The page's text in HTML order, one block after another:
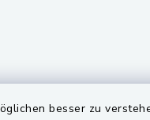
besser zu